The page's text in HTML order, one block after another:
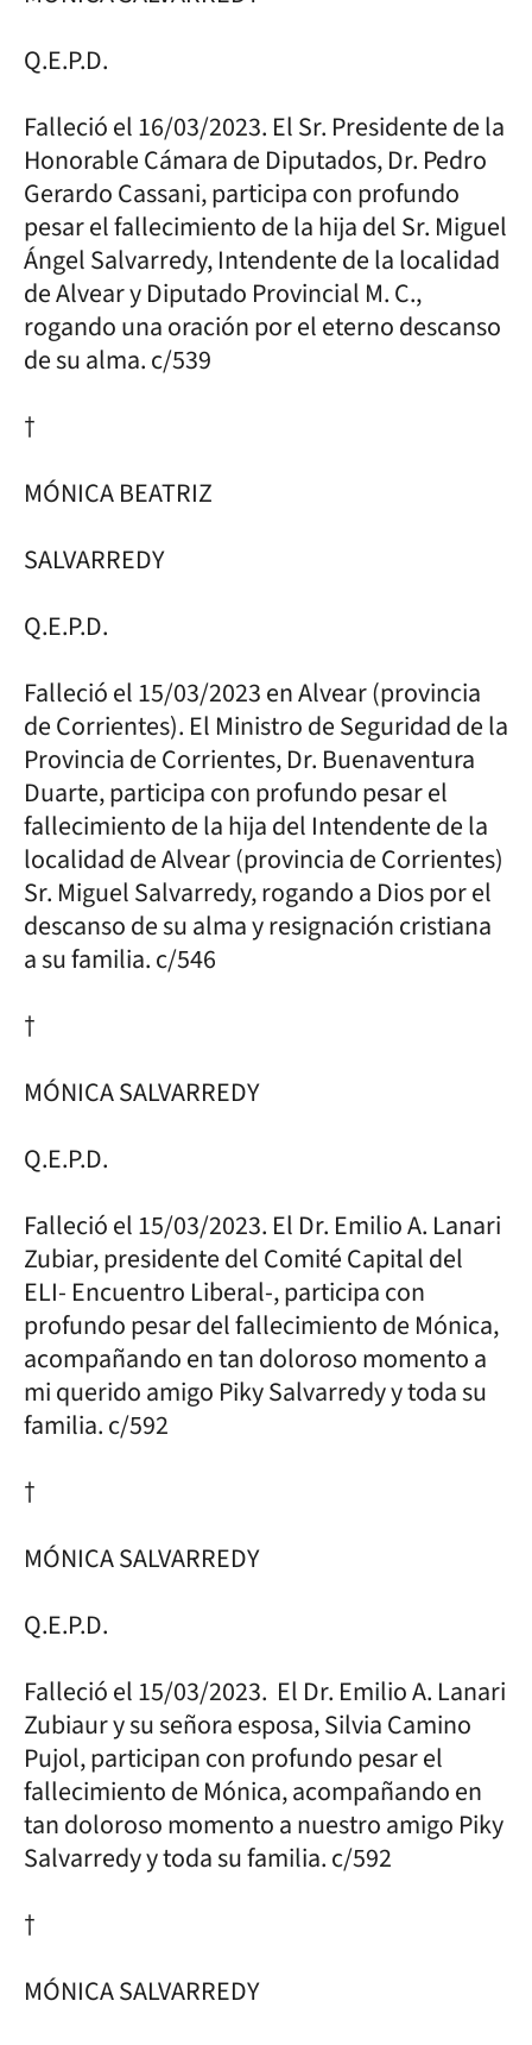
Q.E.P.D.
Falleció el 16/03/2023. El Sr. Presidente de la
Honorable Cámara de Diputados, Dr. Pedro
Gerardo Cassani, participa con profundo
pesar el fallecimiento de la hija del Sr. Miguel
Ángel Salvarredy, Intendente de la localidad
de Alvear y Diputado Provincial M. C.,
rogando una oración por el eterno descanso
de su alma. c/539
†
MÓNICA BEATRIZ
SALVARREDY
Q.E.P.D.
Falleció el 15/03/2023 en Alvear (provincia
de Corrientes). El Ministro de Seguridad de la
Provincia de Corrientes, Dr. Buenaventura
Duarte, participa con profundo pesar el
fallecimiento de la hija del Intendente de la
localidad de Alvear (provincia de Corrientes)
Sr. Miguel Salvarredy, rogando a Dios por el
descanso de su alma y resignación cristiana
a su familia. c/546
†
MÓNICA SALVARREDY
Q.E.P.D.
Falleció el 15/03/2023. El Dr. Emilio A. Lanari
Zubiar, presidente del Comité Capital del
ELI- Encuentro Liberal-, participa con
profundo pesar del fallecimiento de Mónica,
acompañando en tan doloroso momento a
mi querido amigo Piky Salvarredy y toda su
familia. c/592
†
MÓNICA SALVARREDY
Q.E.P.D.
Falleció el 15/03/2023. El Dr. Emilio A. Lanari
Zubiaur y su señora esposa, Silvia Camino
Pujol, participan con profundo pesar el
fallecimiento de Mónica, acompañando en
tan doloroso momento a nuestro amigo Piky
Salvarredy y toda su familia. c/592
†
MÓNICA SALVARREDY